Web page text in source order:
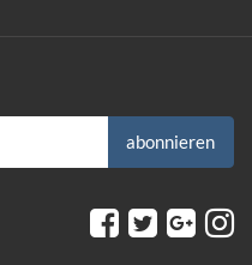
abonnieren